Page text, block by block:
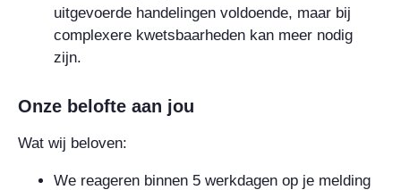
uitgevoerde handelingen voldoende, maar bij
complexere kwetsbaarheden kan meer nodig
zijn.
Onze belofte aan jou
Wat wij beloven:
We reageren binnen 5 werkdagen op je melding